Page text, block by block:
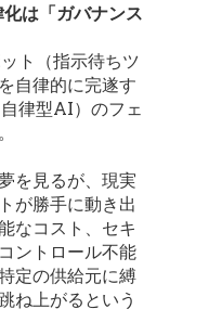
は「ガバナンス
ト（指示待ちツ
自律的に完遂す
律型AI）のフェ
を見るが、現実
が勝手に動き出
なコスト、セキ
ントロール不能
定の供給元に縛
ね上がるという